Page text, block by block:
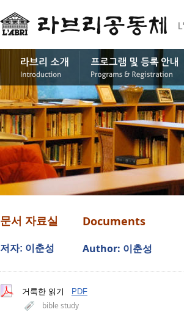
문서 자료실
저자: 이춘성
Documents
Author: 이춘성
거룩한 읽기 PDF
bible study